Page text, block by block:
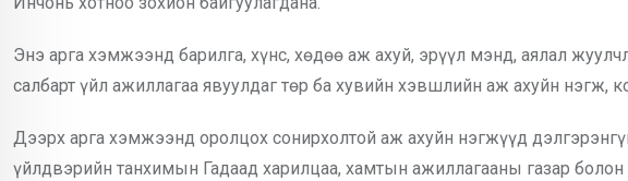
Энэ арга хэмжээнд барилга, хүнс, хөдөө аж ахуй, эрүүл мэнд, аялал
салбарт үйл ажиллагаа явуулдаг төр ба хувийн хэвшлийн аж ахуйн
Дээрх арга хэмжээнд оролцох сонирхолтой аж ахуйн нэгжүүд
үйлдвэрийн танхимын Гадаад харилцаа, хамтын ажиллагааны газар болон